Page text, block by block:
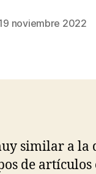
noviembre 2022
similar a la
de artículos